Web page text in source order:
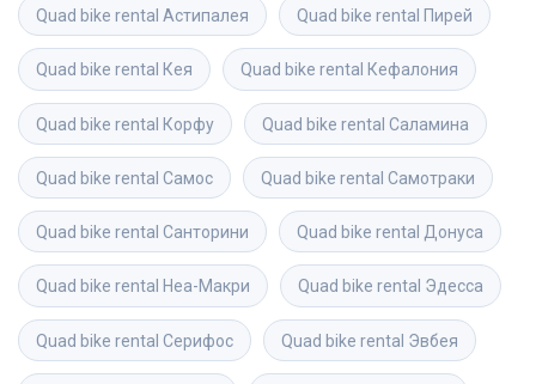
Quad bike rental Астипалея Quad bike rental Пирей
Quad bike rental Кея Quad bike rental Кефалония
Quad bike rental Корфу Quad bike rental Саламина
Quad bike rental Самос Quad bike rental Самотраки
Quad bike rental Санторини Quad bike rental Донуса
Quad bike rental Неа-Макри Quad bike rental Эдесса
Quad bike rental Серифос Quad bike rental Эвбея